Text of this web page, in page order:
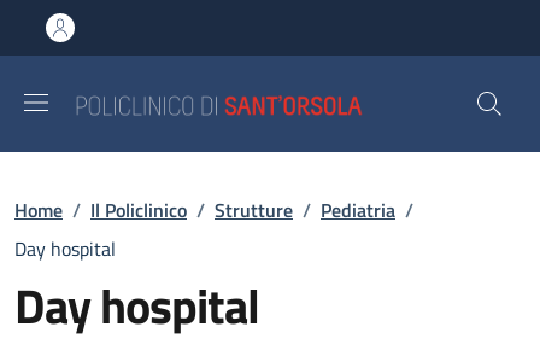
al contenuto principale
to footer content
Briciole di pane
Home / Il Policlinico / Strutture / Pediatria /
Day hospital
Day hospital